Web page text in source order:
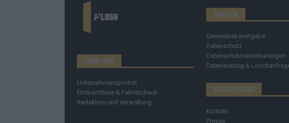
ÜBER UNS
Unternehmensporträt
Ehtikrichtlinie & Faktencheck
Redaktion und Verwaltung
SERVICE
Gewinnbekanntgabe
Datenschutz
Datenschutzvereinbarungen
Datenauszug &
RECHTLICHES
Kontakt
Presse